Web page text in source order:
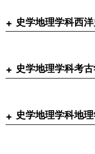
史学地理学科西
史学地理学科考
史学地理学科地